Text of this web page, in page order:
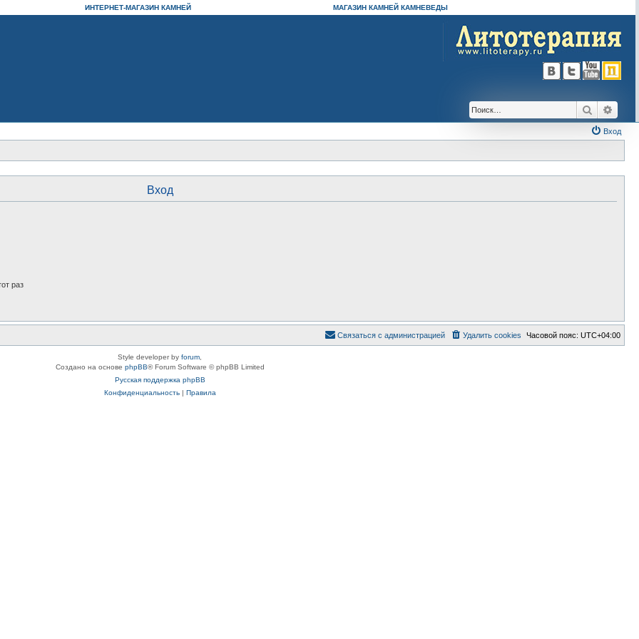
ИНТЕРНЕТ-МАГАЗИН КАМНЕЙ МАГАЗИН КАМНЕЙ КАМНЕВЕДЫ
Поиск
Вход
Вход
раз
Часовой пояс: UTC+04:00
Удалить cookies
Связаться с администрацией
Style developer by forum,
Создано на основе phpBB® Forum Software © phpBB Limited
Русская поддержка phpBB
Конфиденциальность| Правила